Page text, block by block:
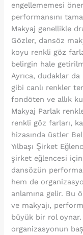
engellememesi
performansını
Makyaj genellikle
Gözler, dansöz
koyu renkli göz
belirgin hale
Ayrıca, dudaklar da
gibi canlı renkler
fondöten ve allık
Makyaj Parlak
renkli göz farları,
hizasında üstler
Yılbaşı Şirket
şirket eğlencesi için
dansözün
hem de
anlamına gelir. Bu
ve makyajı,
büyük bir rol oynar.
organizasyonun